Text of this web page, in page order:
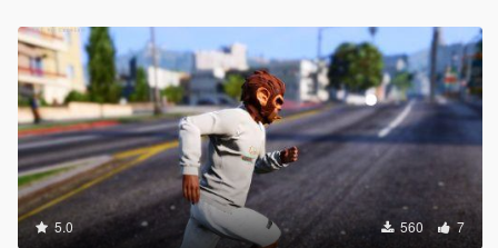
5.0 560 7